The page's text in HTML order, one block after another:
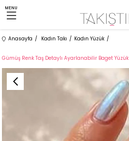
MENU
Anasayfa Kadın Takı Kadın Yüzük
Gümüş Renk Taş Detaylı Ayarlanabilir Baget Yüzük